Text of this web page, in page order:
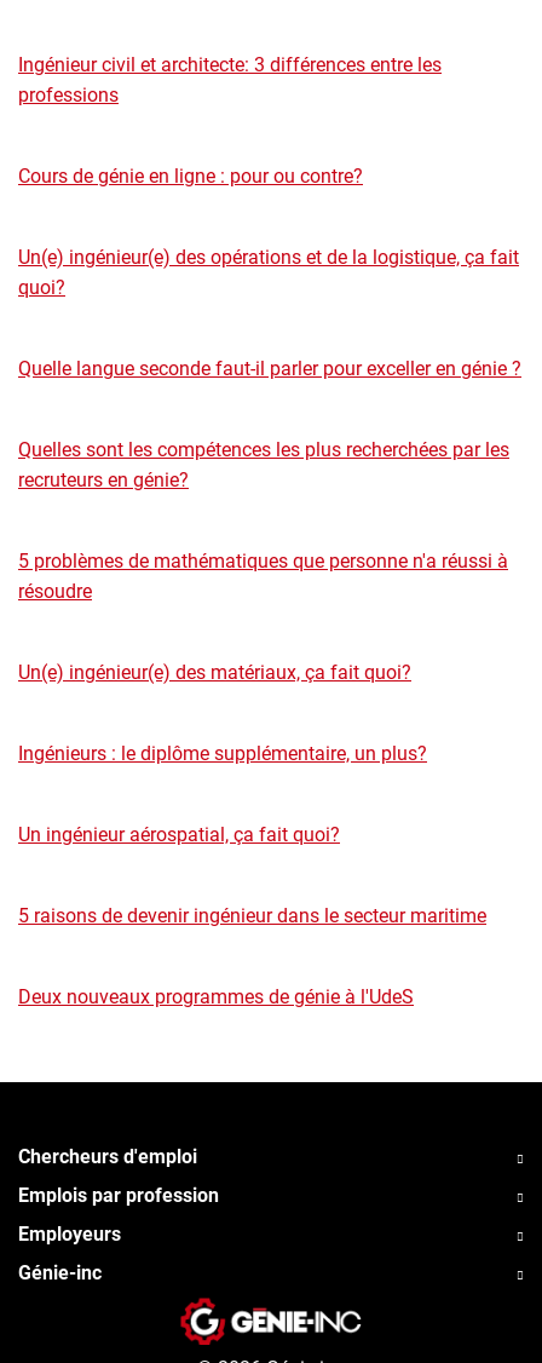
Ingénieur civil et architecte: 3 différences entre les
professions
Cours de génie en ligne : pour ou contre?
Un(e) ingénieur(e) des opérations et de la logistique, ça fait
quoi?
Quelle langue seconde faut-il parler pour exceller en génie ?
Quelles sont les compétences les plus recherchées par les
recruteurs en génie?
5 problèmes de mathématiques que personne n'a réussi à
résoudre
Un(e) ingénieur(e) des matériaux, ça fait quoi?
Ingénieurs : le diplôme supplémentaire, un plus?
Un ingénieur aérospatial, ça fait quoi?
5 raisons de devenir ingénieur dans le secteur maritime
Deux nouveaux programmes de génie à l'UdeS
Chercheurs d'emploi
Emplois par profession
Employeurs
Génie-inc